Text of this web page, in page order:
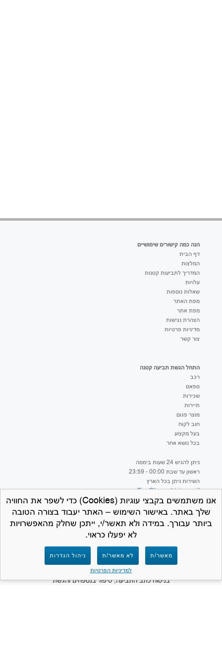
אנו משתמשים בקבצי עוגיות (Cookies) כדי לשפר את החוויה
שלך באתר. באישור השימוש – האתר יעבוד בצורה הטובה
ביותר עבורך. במידה ולא תאשר/י, ייתכן שחלק מהאפשרויות
לא יפעלו כראוי.
מאשר/ת לא מאשר/ת
ניהול הגדרות
למדיניות הפרטיות
הנה כמה קישורים שימושיים
דף הבית
המלצות
המדריך לתביעות קטנות
עלויות
שאלות נוספות
מפת האתר
מפת אתר
הצהרת נגישות
מדיניות פרטיות
צור קשר
התחל הגשת תביעה קטנה
רכב
ספאם
שכירות
תיירות
מוצר פגום
חוב לקוח
בעל מקצוע
בכל נושא אחר
ניתן להגיש 24 שעות ביממה
ראשון עד שבת 00:00 - 23:59
השירות ניתן בכל הארץ
office@hageshtviaa.co.il
למען הסר ספק – חברת המרכז לתביעות קטנות
אינה נותנת ייעוץ משפטי ואינה מספקת שירותים
משפטיים מכל סוג שהוא. תפקידנו הינו לסייע
בניסוח כתב התביעה, טיפול בנספחים והגשת